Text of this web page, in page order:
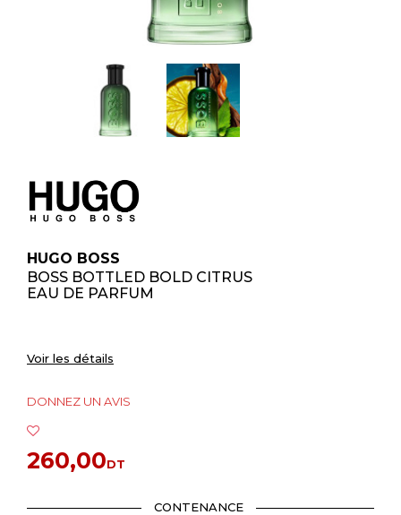
HUGO BOSS
BOSS BOTTLED BOLD CITRUS
EAU DE PARFUM
Voir les détails
DONNEZ UN AVIS
260,00DT
CONTENANCE